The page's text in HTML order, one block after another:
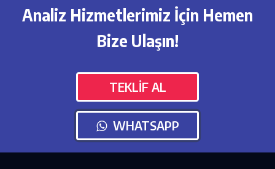
Analiz Hizmetlerimiz İçin Hemen
Bize Ulaşın!
TEKLİF AL
WHATSAPP